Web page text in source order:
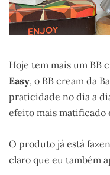
Hoje tem mais um BB
Easy, o BB cream da
praticidade no dia a
efeito mais matificado
O produto já está
claro que eu também